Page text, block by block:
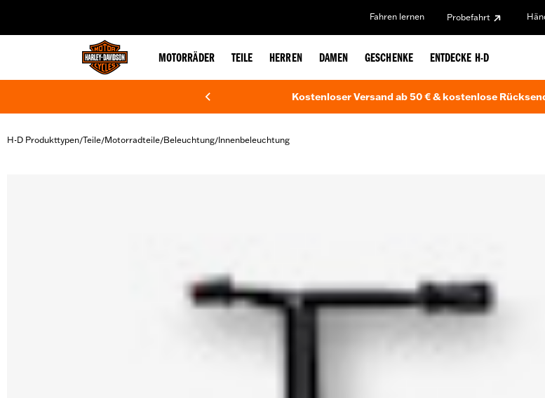
Fahren lernen Probefahrt
MOTORRÄDER TEILE HERREN DAMEN GESCHENKE ENTDECKE H-D
Kostenloser Versand ab 50 € & kostenlose
H-D Produkttypen/Teile/Motorradteile/Beleuchtung/Innenbeleuchtung